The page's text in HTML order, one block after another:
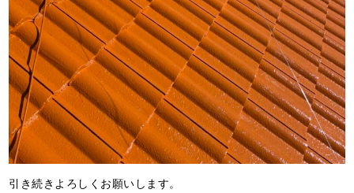
引き続きよろしくお願いします。